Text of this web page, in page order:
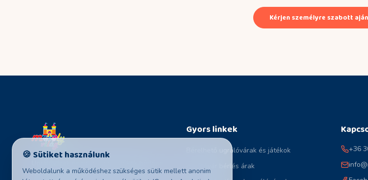
Kérjen személyre szabott
Hajdú-Bihar megyében és környező
Gyors linkek
Bérelhető ugrálóvárak és játékok
Ugrálóvár bérlés árak
+36
🍪 Sütiket használunk
Weboldalunk a működéshez szükséges sütik mellett anonim